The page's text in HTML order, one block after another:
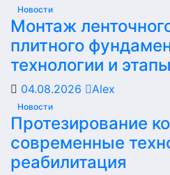
Новости
Монтаж
плитного
технологии и
04.08.2026 Alex
Новости
Протезирование
современные
реабилитация